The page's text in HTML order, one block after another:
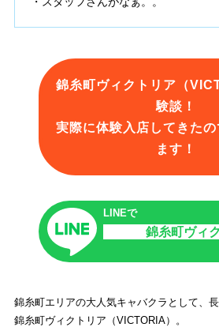
錦糸町ヴィクトリア（
験談！
実際に体験入店してきたの
ます！
LINEで
錦糸町ヴィ
錦糸町エリアの大人気キャバクラとして、
錦糸町ヴィクトリア（VICTORIA）。